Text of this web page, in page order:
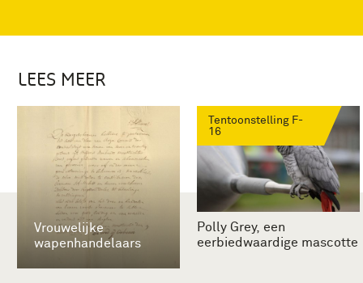
LEES MEER
Vrouwelijke
wapenhandelaars
Tentoonstelling F-
16
Polly Grey, een
eerbiedwaardige mascotte